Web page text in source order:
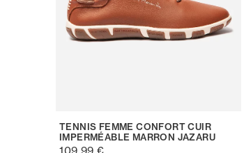
TENNIS FEMME CONFORT CUIR
IMPERMÉABLE MARRON JAZARU